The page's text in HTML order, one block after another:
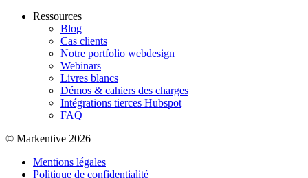
Ressources
Blog
Cas clients
Notre portfolio webdesign
Webinars
Livres blancs
Démos & cahiers des charges
Intégrations tierces Hubspot
FAQ
© Markentive 2026
Mentions légales
Politique de confidentialité